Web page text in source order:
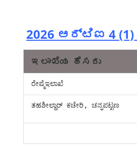
2026 ಆರ್‌ಟಿಐ 4
ಇಲಾಖೆಯ ಹೆಸರು
ರೇಷ್ಮೆಇಲಾಖೆ
ತಹಶೀಲ್ದಾರ್ ಕಚೇರಿ, ಚನ್ನಪಟ್ಟಣ